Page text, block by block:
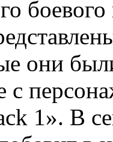
они
с
1». В